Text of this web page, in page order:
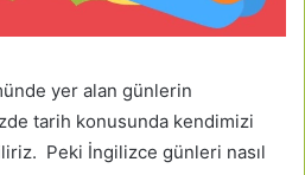
yer alan günlerin
tarih konusunda kendimizi
Peki İngilizce günleri nasıl